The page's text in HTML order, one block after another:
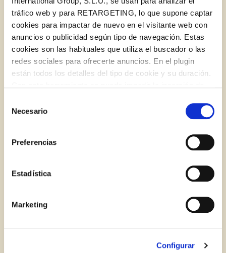
tráfico web y para RETARGETING, lo que supone captar
cookies para impactar de nuevo en el visitante web con
anuncios o publicidad según tipo de navegación. Estas
cookies son las habituales que utiliza el buscador o las
redes sociales para ofrecerte anuncios. En el plugin
están todos los detalles del tipo de cookie y su duración.
la web aparece cómo evitar las cookies en el navegador.
Si se desea ver otra vez esta notificación navegar en
privado y aparecerá de nuevo. Le informamos que aún
no habiendo aceptado las cookies de analytics, Google
identifican de ninguna forma.
Necesario
Preferencias
Estadística
Marketing
Configurar
GASPACHO
SOPAS E CREMES APERITIVOS E ENTRADAS
VEGETARIANAS
RECIPE